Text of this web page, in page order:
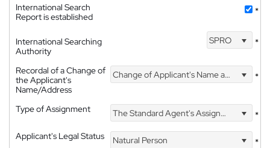
International Search
Report is established
*
International Searching
Authority
SPRO *
Recordal of a Change of
the Applicant's
Name/Address
Change of Applicant's Name and Address *
Type of Assignment The Standard Agent's Assignment
*
Applicant's Legal Status
Natural Person
*